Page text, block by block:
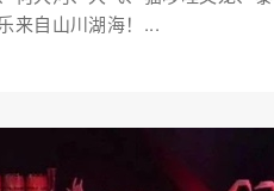
自山川湖海！...